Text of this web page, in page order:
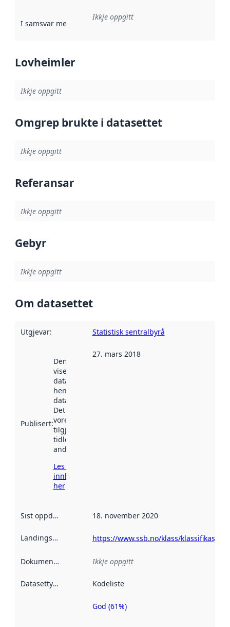
I samsvar med Referanse til ei implementeringsregel eller
Ikkje oppgitt
Lovheimler
Ikkje oppgitt
Omgrep brukte i datasettet
Ikkje oppgitt
Referansar
Ikkje oppgitt
Gebyr
Ikkje oppgitt
Om datasettet
Utgjevar: Statistisk sentralbyrå
Publisert:
Denne datoen
viser når
datasettet vart
henta inn av
data.norge.no.
Det kan ha
vore
tilgjengeleg
tidlegare
andre stader.
Les meir om
innhenting
her
27. mars 2018
Sist oppdatert 18. november 2020
Landingsside https://www.ssb.no/klass/
Dokumentasjon Ikkje oppgitt
Datasettype Kodeliste
Metadatakvalitet
God (61%)